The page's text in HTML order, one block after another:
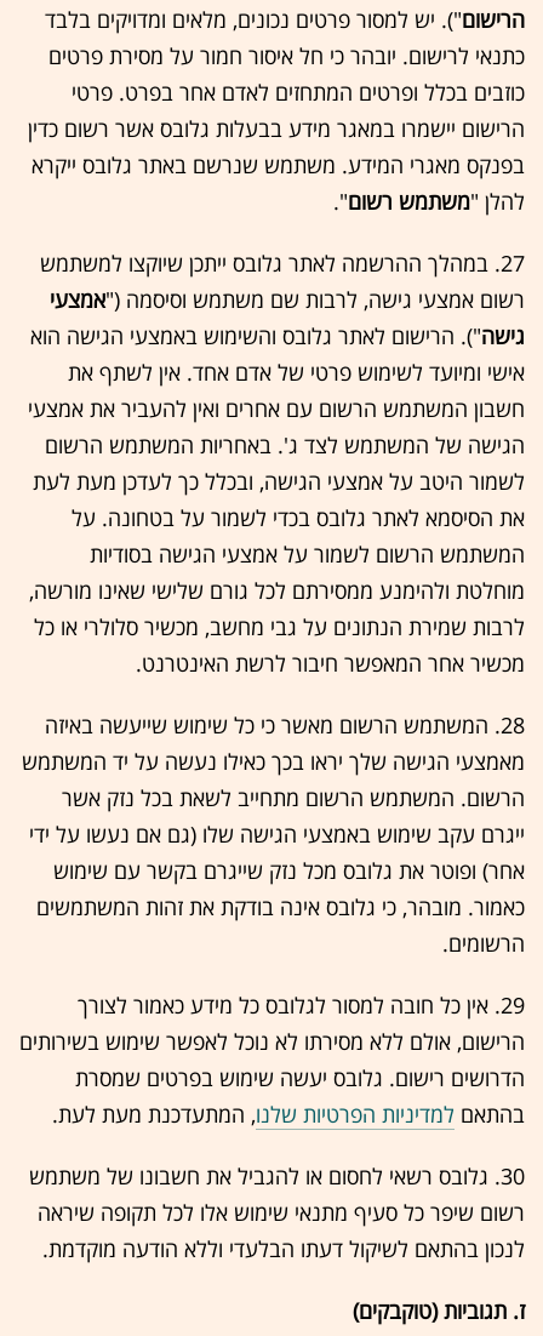
הרישום"). יש למסור פרטים נכונים, מלאים ומדויקים בלבד
כתנאי לרישום. יובהר כי חל איסור חמור על מסירת פרטים
כוזבים בכלל ופרטים המתחזים לאדם אחר בפרט. פרטי
הרישום יישמרו במאגר מידע בבעלות גלובס אשר רשום כדין
בפנקס מאגרי המידע. משתמש שנרשם באתר גלובס ייקרא
להלן "משתמש רשום".
27. במהלך ההרשמה לאתר גלובס ייתכן שיוקצו למשתמש
רשום אמצעי גישה, לרבות שם משתמש וסיסמה ("אמצעי
גישה"). הרישום לאתר גלובס והשימוש באמצעי הגישה הוא
אישי ומיועד לשימוש פרטי של אדם אחד. אין לשתף את
חשבון המשתמש הרשום עם אחרים ואין להעביר את אמצעי
הגישה של המשתמש לצד ג'. באחריות המשתמש הרשום
לשמור היטב על אמצעי הגישה, ובכלל כך לעדכן מעת לעת
את הסיסמא לאתר גלובס בכדי לשמור על בטחונה. על
המשתמש הרשום לשמור על אמצעי הגישה בסודיות
מוחלטת ולהימנע ממסירתם לכל גורם שלישי שאינו מורשה,
לרבות שמירת הנתונים על גבי מחשב, מכשיר סלולרי או כל
מכשיר אחר המאפשר חיבור לרשת האינטרנט.
28. המשתמש הרשום מאשר כי כל שימוש שייעשה באיזה
מאמצעי הגישה שלך יראו בכך כאילו נעשה על יד המשתמש
הרשום. המשתמש הרשום מתחייב לשאת בכל נזק אשר
ייגרם עקב שימוש באמצעי הגישה שלו (גם אם נעשו על ידי
אחר) ופוטר את גלובס מכל נזק שייגרם בקשר עם שימוש
כאמור. מובהר, כי גלובס אינה בודקת את זהות המשתמשים
הרשומים.
29. אין כל חובה למסור לגלובס כל מידע כאמור לצורך
הרישום, אולם ללא מסירתו לא נוכל לאפשר שימוש בשירותים
הדרושים רישום. גלובס יעשה שימוש בפרטים שמסרת
בהתאם למדיניות הפרטיות שלנו, המתעדכנת מעת לעת.
30. גלובס רשאי לחסום או להגביל את חשבונו של משתמש
רשום שיפר כל סעיף מתנאי שימוש אלו לכל תקופה שיראה
לנכון בהתאם לשיקול דעתו הבלעדי וללא הודעה מוקדמת.
ז. תגוביות (טוקבקים)